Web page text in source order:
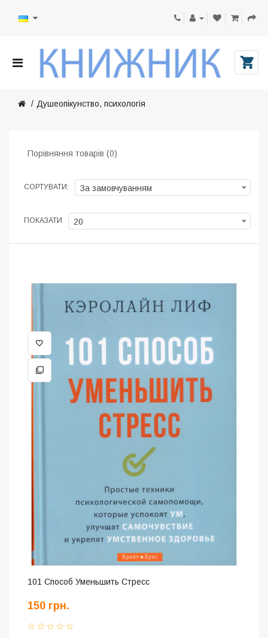
Душеопікунство, психологія
Порівняння товарів (0)
СОРТУВАТИ: За замовчуванням
ПОКАЗАТИ 20
101 Способ Уменьшить Стресс
150 грн.